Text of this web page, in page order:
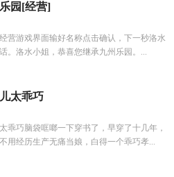
园[经营]
营游戏界面输好名称点击确认，下一秒洛水
。洛水小姐，恭喜您继承九州乐园。...
太乖巧
乖巧脑袋哐啷一下穿书了，早穿了十几年，
用经历生产无痛当娘，白得一个乖巧孝...